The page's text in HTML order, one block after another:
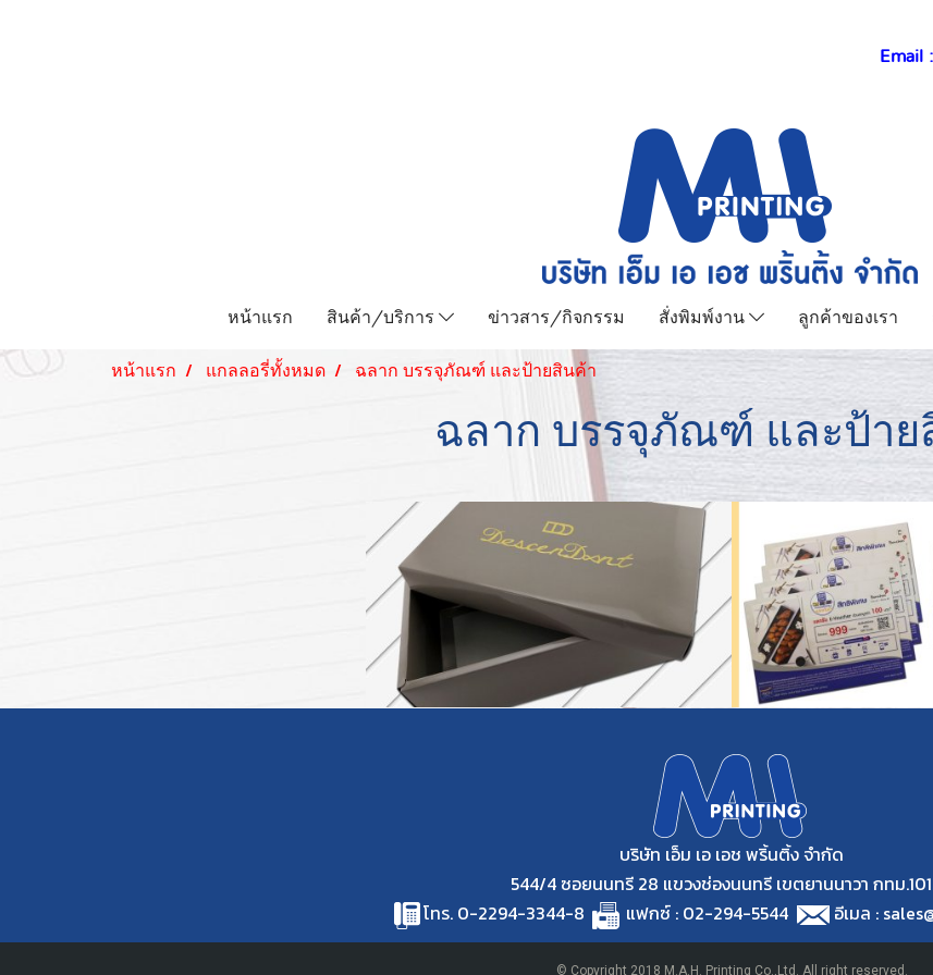
Email :
หน้าแรก สินค้า/บริการ ข่าวสาร/กิจกรรม สั่งพิมพ์งาน ลูกค้าของเรา
หน้าแรก แกลลอรี่ทั้งหมด ฉลาก บรรจุภัณฑ์ และป้ายสินค้า
ฉลาก บรรจุภัณฑ์ และป้าย
สื่อโฆษณา ณ จุดขาย
บริษัท เอ็ม เอ เอช พริ้นติ้ง จำกัด
544/4 ซอยนนทรี 28 แขวงช่องนนทรี เขตยานนาวา กทม
โทร. 0-2294-3344-8
แฟกซ์ : 02-294-5544 อีเมล :
© Copyright 2018 M.A.H. Printing Co.,Ltd. All right reserved.